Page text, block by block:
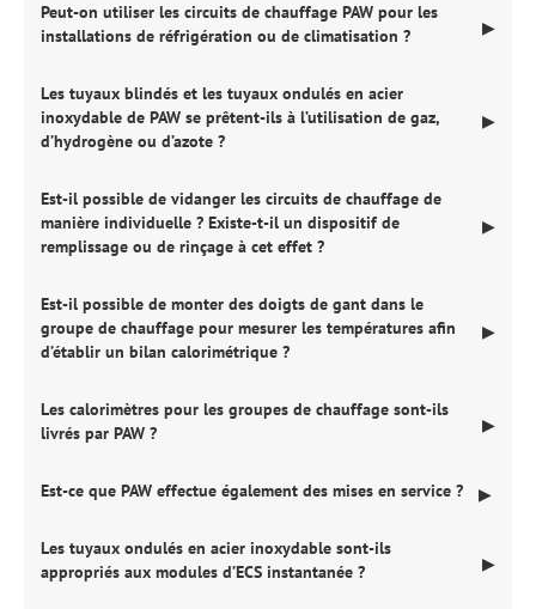
Peut-on utiliser les circuits de chauffage PAW pour les
installations de réfrigération ou de climatisation ?
▶
Les tuyaux blindés et les tuyaux ondulés en acier
inoxydable de PAW se prêtent-ils à l’utilisation de gaz,
d’hydrogène ou d’azote ?
▶
Est-il possible de vidanger les circuits de chauffage de
manière individuelle ? Existe-t-il un dispositif de
remplissage ou de rinçage à cet effet ?
▶
Est-il possible de monter des doigts de gant dans le
groupe de chauffage pour mesurer les températures afin
d’établir un bilan calorimétrique ?
▶
Les calorimètres pour les groupes de chauffage sont-ils
livrés par PAW ?
▶
Est-ce que PAW effectue également des mises en service ? ▶
Les tuyaux ondulés en acier inoxydable sont-ils
appropriés aux modules d’ECS instantanée ?
▶